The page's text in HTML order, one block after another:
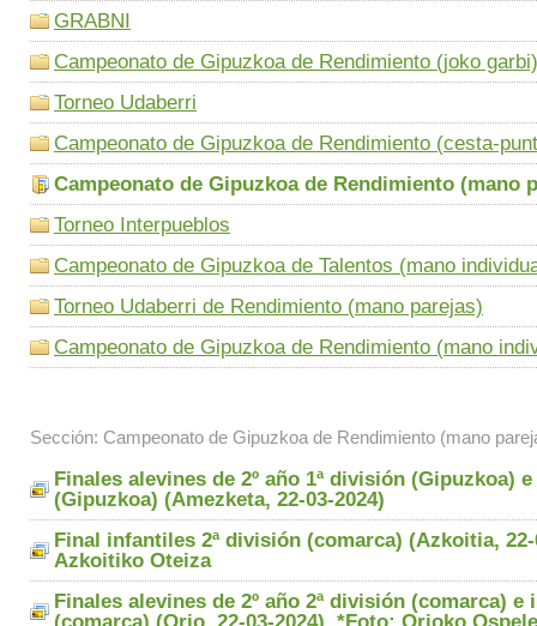
GRABNI
Campeonato de Gipuzkoa de Rendimiento (joko garbi)
Torneo Udaberri
Campeonato de Gipuzkoa de Rendimiento (cesta-
Campeonato de Gipuzkoa de Rendimiento (mano
Torneo Interpueblos
Campeonato de Gipuzkoa de Talentos (mano
Torneo Udaberri de Rendimiento (mano parejas)
Campeonato de Gipuzkoa de Rendimiento (mano
Sección: Campeonato de Gipuzkoa de Rendimiento (mano
Finales alevines de 2º año 1ª división (Gipuzkoa)
(Gipuzkoa) (Amezketa, 22-03-2024)
Final infantiles 2ª división (comarca) (Azkoitia,
Azkoitiko Oteiza
Finales alevines de 2º año 2ª división (comarca)